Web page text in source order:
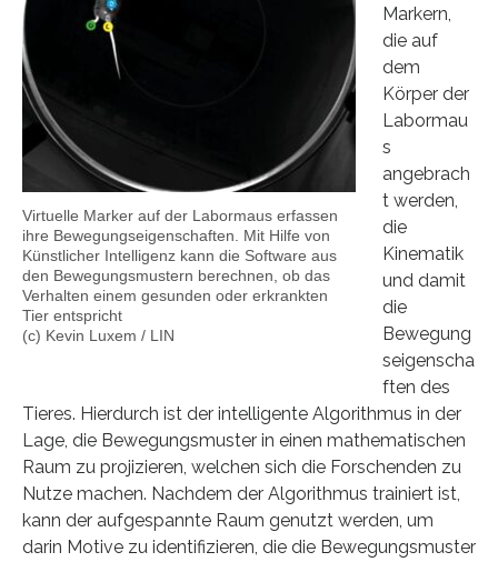
Virtuelle Marker auf der Labormaus erfassen
ihre Bewegungseigenschaften. Mit Hilfe von
Künstlicher Intelligenz kann die Software aus
den Bewegungsmustern berechnen, ob das
Verhalten einem gesunden oder erkrankten
Tier entspricht
(c) Kevin Luxem / LIN
Markern,
die auf
dem
Körper der
Labormau
s
angebrach
t werden,
die
Kinematik
und damit
die
Bewegung
seigenscha
ften des
Tieres. Hierdurch ist der intelligente Algorithmus in der
Lage, die Bewegungsmuster in einen mathematischen
Raum zu projizieren, welchen sich die Forschenden zu
Nutze machen. Nachdem der Algorithmus trainiert ist,
kann der aufgespannte Raum genutzt werden, um
darin Motive zu identifizieren, die die Bewegungsmuster